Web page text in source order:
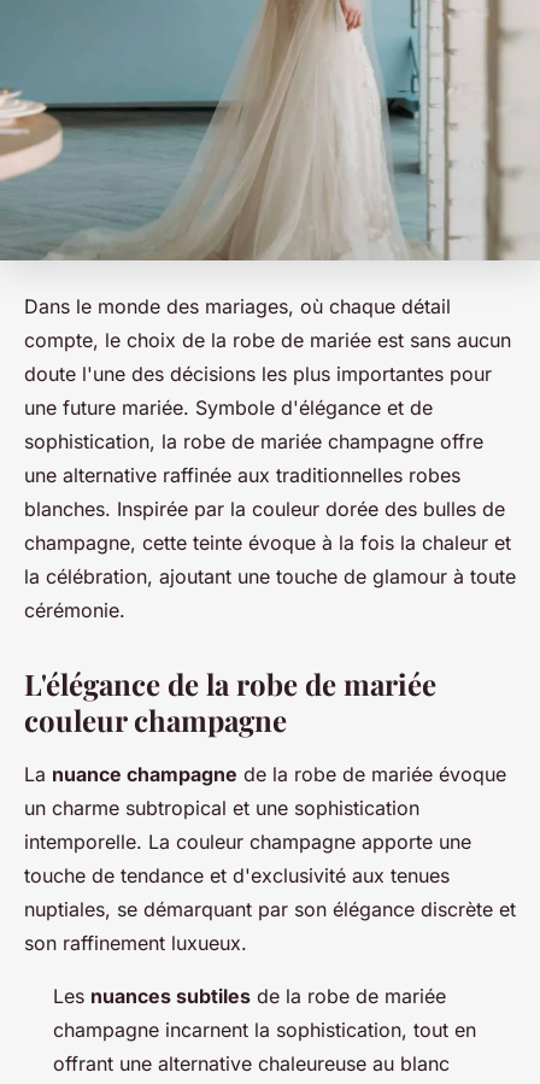
Dans le monde des mariages, où chaque détail
compte, le choix de la robe de mariée est sans aucun
doute l'une des décisions les plus importantes pour
une future mariée. Symbole d'élégance et de
sophistication, la robe de mariée champagne offre
une alternative raffinée aux traditionnelles robes
blanches. Inspirée par la couleur dorée des bulles de
champagne, cette teinte évoque à la fois la chaleur et
la célébration, ajoutant une touche de glamour à toute
cérémonie.
L'élégance de la robe de mariée
couleur champagne
La nuance champagne de la robe de mariée évoque
un charme subtropical et une sophistication
intemporelle. La couleur champagne apporte une
touche de tendance et d'exclusivité aux tenues
nuptiales, se démarquant par son élégance discrète et
son raffinement luxueux.
Les nuances subtiles de la robe de mariée
champagne incarnent la sophistication, tout en
offrant une alternative chaleureuse au blanc